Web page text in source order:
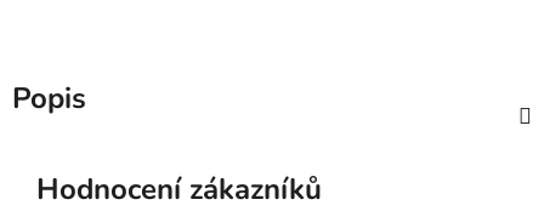
Popis
Hodnocení zákazníků